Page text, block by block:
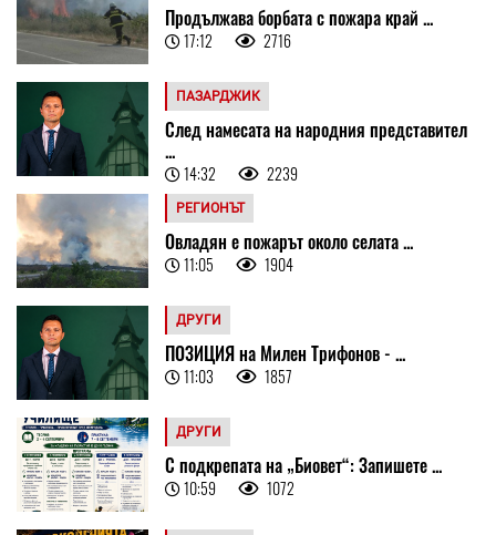
Продължава борбата с пожара край ...
17:12 2716
ПАЗАРДЖИК
След намесата на народния представител
...
14:32 2239
РЕГИОНЪТ
Овладян е пожарът около селата ...
11:05 1904
ДРУГИ
ПОЗИЦИЯ на Милен Трифонов - ...
11:03 1857
ДРУГИ
С подкрепата на „Биовет“: Запишете ...
10:59 1072